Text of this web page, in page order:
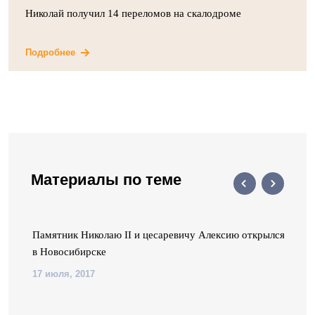
Николай получил 14 переломов на скалодроме
Подробнее
Материалы по теме
Памятник Николаю II и цесаревичу Алексию открылся
в Новосибирске
17 июля, 2017